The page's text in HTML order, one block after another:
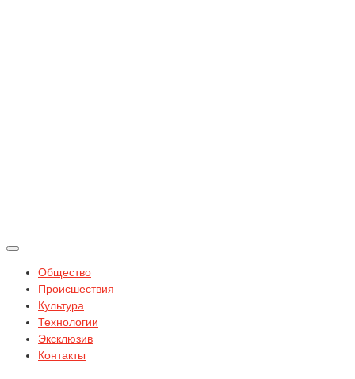
Общество
Происшествия
Культура
Технологии
Эксклюзив
Контакты